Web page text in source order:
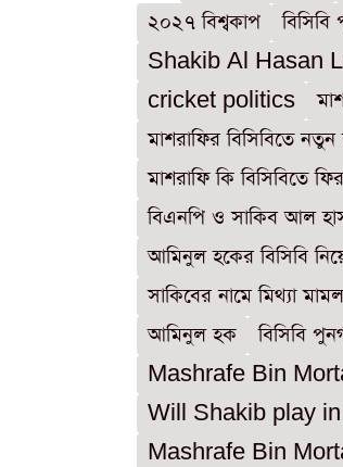
২০২৭ বিশ্বকাপ
বিসিবি
Shakib Al Hasan
cricket politics
মাশরাফির বিসিবিতে নতুন
মাশরাফি কি বিসিবিতে
বিএনপি ও সাকিব আল
আমিনুল হকের বিসিবি
সাকিবের নামে মিথ্যা
আমিনুল হক
বিসিবি
Mashrafe Bin
Will Shakib play
Mashrafe Bin